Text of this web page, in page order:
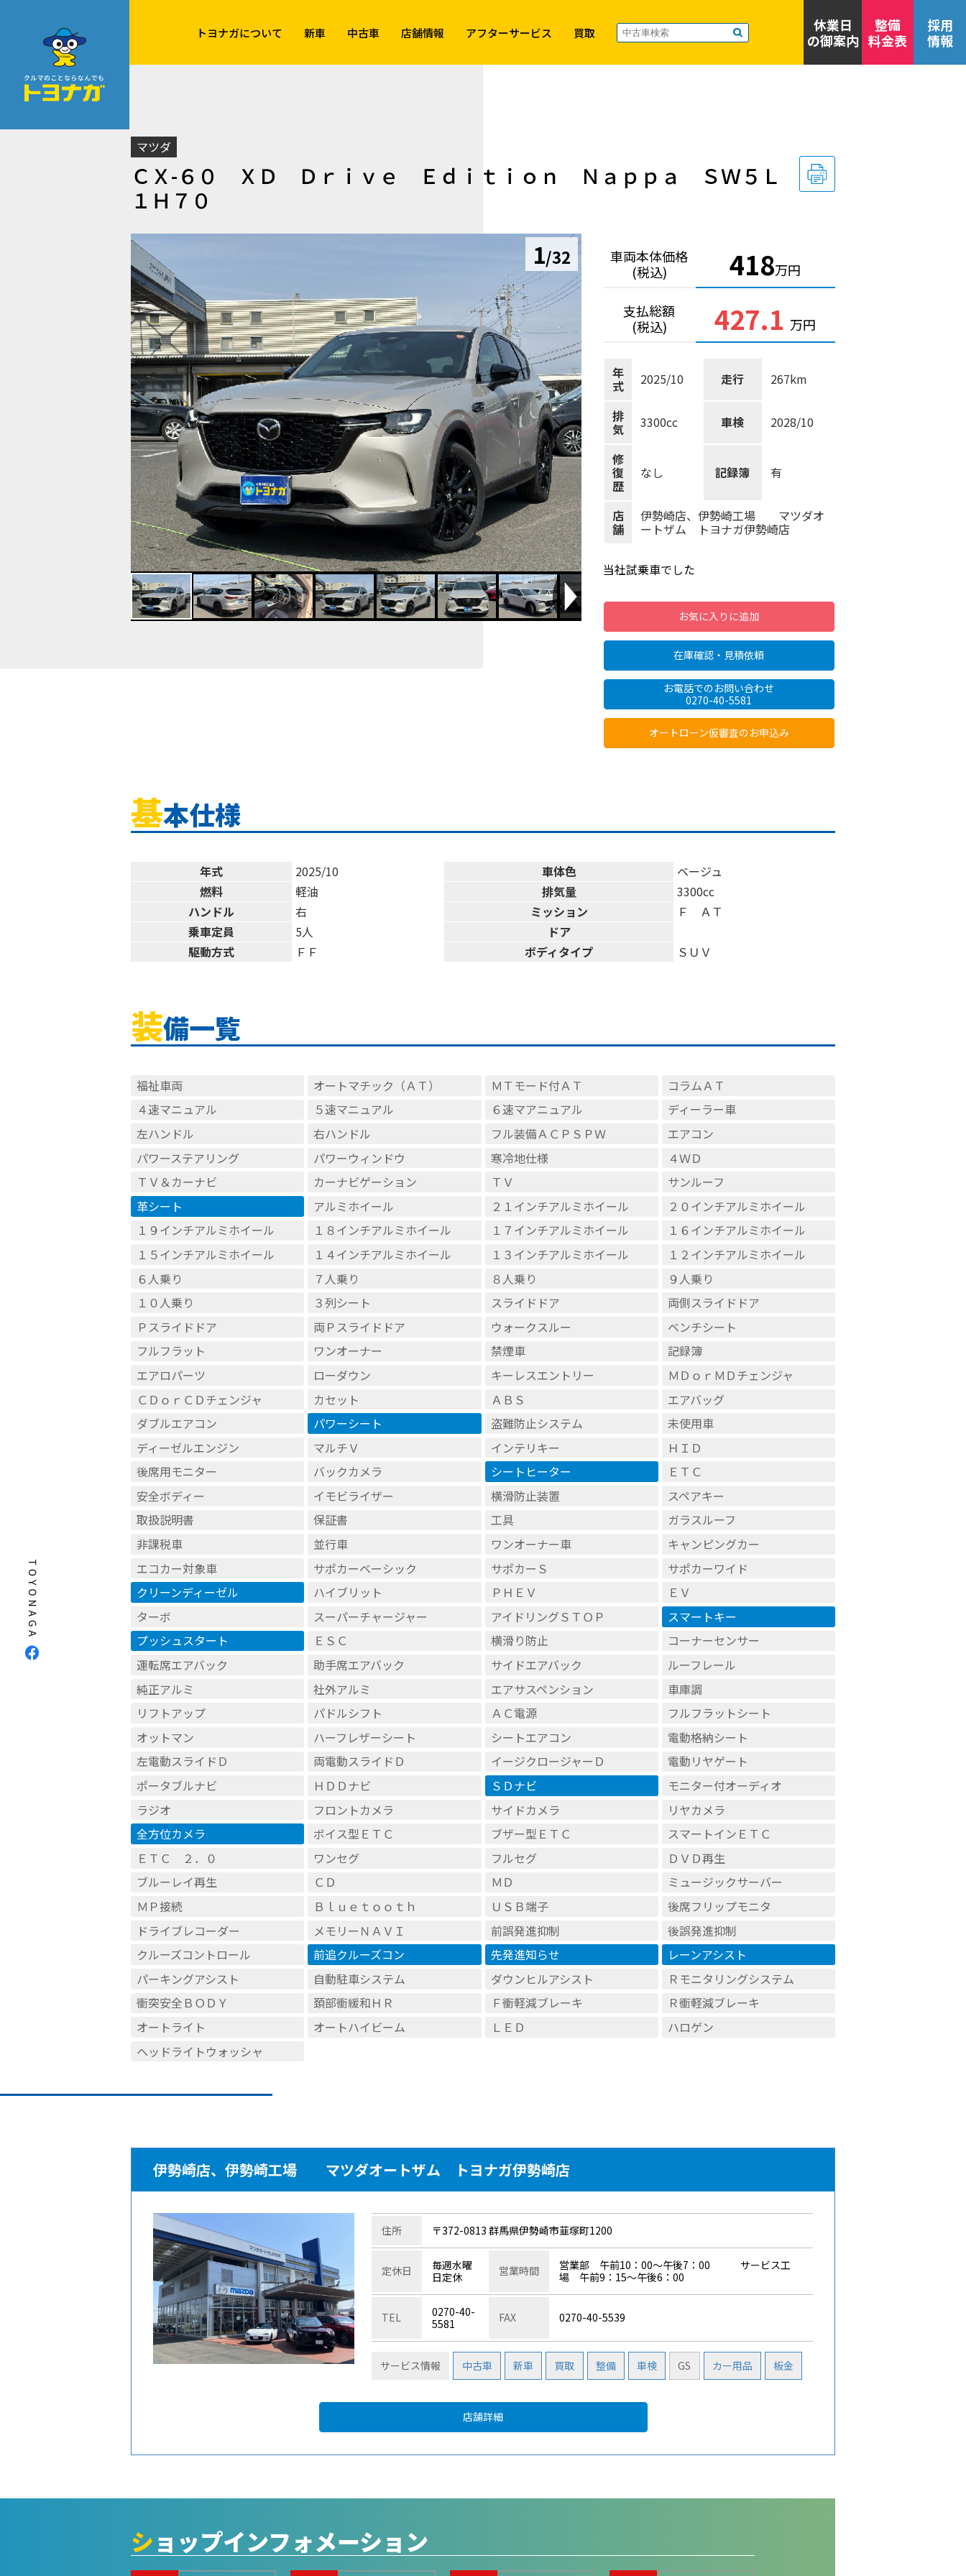
トヨナガについて 新車 中古車 店舗情報 アフターサービス 買取
休業日
の御案内
整備
料金表
採用
情報
マツダ
ＣＸ-６０ ＸＤ Ｄｒｉｖｅ Ｅｄｉｔｉｏｎ Ｎａｐｐａ ＳＷ５Ｌ
１Ｈ７０
1/32
Next
車両本体価格
(税込)
418万円
支払総額
(税込)
427.1 万円
年
式 2025/10 走行 267km
排
気 3300cc 車検 2028/10
修
復
歴
なし 記録簿 有
店
舗
伊勢崎店、伊勢崎工場 マツダオ
ートザム トヨナガ伊勢崎店
当社試乗車でした
お気に入り に追加
在庫確認 ・ 見積依頼
お電話でのお問い合わせ
0270-40-5581
オートローン仮審査のお申込み
基本仕様
年式 2025/10 車体色
ベージュ
燃料
軽油 排気量
3300cc
ハンドル
右 ミッション
Ｆ ＡＴ
乗車定員
5人
ドア
駆動方式
ＦＦ ボディタイプ ＳＵＶ
装備一覧
福祉車両 オートマチック（ＡＴ） ＭＴモード付ＡＴ
コラムＡＴ
４速マニュアル
５速マニュアル ６速マアニュアル
ディーラー車
左ハンドル
右ハンドル フル装備ＡＣＰＳＰＷ
エアコン
パワーステアリング
パワーウィンドウ 寒冷地仕様
４ＷＤ
ＴＶ＆カーナビ
カーナビゲーション ＴＶ
サンルーフ
革シート
アルミホイール ２１インチアルミホイール
２０インチアルミホイール
１９インチアルミホイール
１８インチアルミホイール １７インチアルミホイール
１６インチアルミホイール
１５インチアルミホイール
１４インチアルミホイール １３インチアルミホイール
１２インチアルミホイール
６人乗り
７人乗り ８人乗り
９人乗り
１０人乗り
３列シート スライドドア
両側スライドドア
Ｐスライドドア
両Ｐスライドドア ウォークスルー
ベンチシート
フルフラット
ワンオーナー 禁煙車
記録簿
エアロパーツ
ローダウン キーレスエントリー
ＭＤｏｒＭＤチェンジャ
ＣＤｏｒＣＤチェンジャ
カセット ＡＢＳ
エアバッグ
ダブルエアコン
パワーシート 盗難防止システム
未使用車
ディーゼルエンジン
マルチＶ インテリキー
ＨＩＤ
後席用モニター
バックカメラ シートヒーター
ＥＴＣ
安全ボディー
イモビライザー 横滑防止装置
スペアキー
取扱説明書
保証書 工具
ガラスルーフ
非課税車
並行車 ワンオーナー車
キャンピングカー
エコカー対象車
サポカーベーシック サポカーＳ
サポカーワイド
クリーンディーゼル
ハイブリット ＰＨＥＶ
ＥＶ
ターボ
スーパーチャージャー アイドリングＳＴＯＰ
スマートキー
プッシュスタート
ＥＳＣ 横滑り防止
コーナーセンサー
運転席エアバック
助手席エアバック サイドエアバック
ルーフレール
純正アルミ
社外アルミ エアサスペンション
車庫調
リフトアップ
パドルシフト ＡＣ電源
フルフラットシート
オットマン
ハーフレザーシート シートエアコン
電動格納シート
左電動スライドＤ
両電動スライドＤ イージクロージャーＤ
電動リヤゲート
ポータブルナビ
ＨＤＤナビ ＳＤナビ
モニター付オーディオ
ラジオ
フロントカメラ サイドカメラ
リヤカメラ
全方位カメラ
ボイス型ＥＴＣ ブザー型ＥＴＣ
スマートインＥＴＣ
ＥＴＣ ２．０
ワンセグ フルセグ
ＤＶＤ再生
ブルーレイ再生
ＣＤ ＭＤ
ミュージックサーバー
ＭＰ接続
Ｂｌｕｅｔｏｏｔｈ ＵＳＢ端子
後席フリップモニタ
ドライブレコーダー
メモリーＮＡＶＩ 前誤発進抑制
後誤発進抑制
クルーズコントロール
前追クルーズコン 先発進知らせ
レーンアシスト
パーキングアシスト
自動駐車システム ダウンヒルアシスト
Ｒモニタリングシステム
衝突安全ＢＯＤＹ
頚部衝緩和ＨＲ Ｆ衝軽減ブレーキ
Ｒ衝軽減ブレーキ
オートライト
オートハイビーム ＬＥＤ
ハロゲン
ヘッドライトウォッシャ
伊勢崎店、伊勢崎工場 マツダオートザム トヨナガ伊勢崎店
住所 〒372-0813 群馬県伊勢崎市韮塚町1200
定休日
毎週水曜
日定休
営業時間
営業部 午前10：00～午後7：00 サービス工
場 午前9：15～午後6：00
TEL
0270-40-
5581
FAX 0270-40-5539
サービス情報 中古車 新車 買取 整備 車検 GS カー用品 板金
店舗詳細
ショップインフォメーション